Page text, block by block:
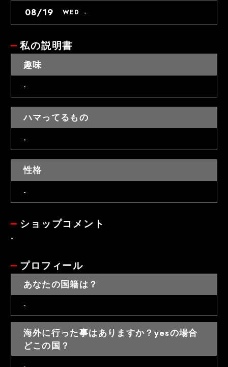
08/19 WED -
私の説明書
趣味
-
ハマってるもの
-
性格
-
ショップコメント
-
プロフィール
あなたの国籍は？
-
海外に行った事はありますか？yesの場合
どこの国？